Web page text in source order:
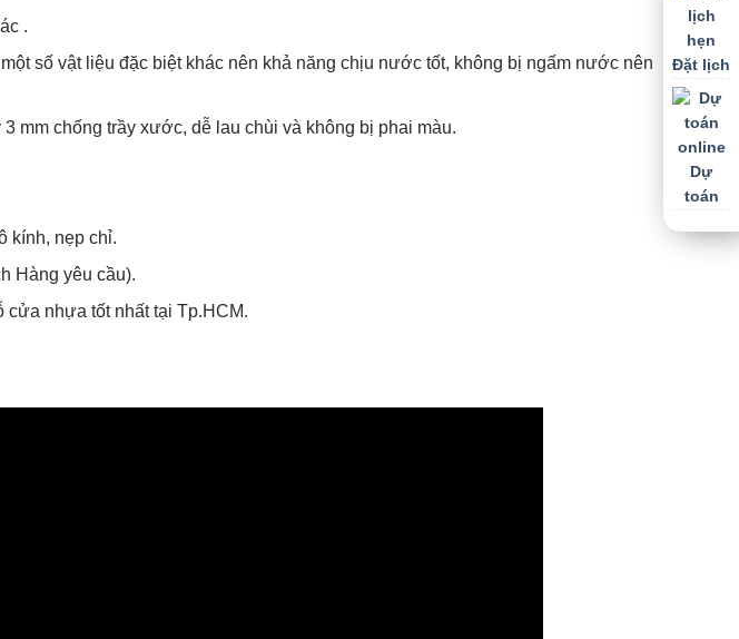
.
số vật liệu đặc biệt khác nên khả năng chịu nước tốt, không bị ngấm nước nên
mm chống trầy xước, dễ lau chùi và không bị phai màu.
kính, nẹp chỉ.
Hàng yêu cầu).
nhựa tốt nhất tại Tp.HCM.
Đặt lịch
Dự
toán